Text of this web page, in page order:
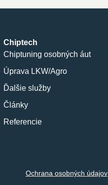
Chiptech
Chiptuning osobných áut
Úprava LKW/Agro
Ďalšie služby
Články
Referencie
Ochrana osobných údajov